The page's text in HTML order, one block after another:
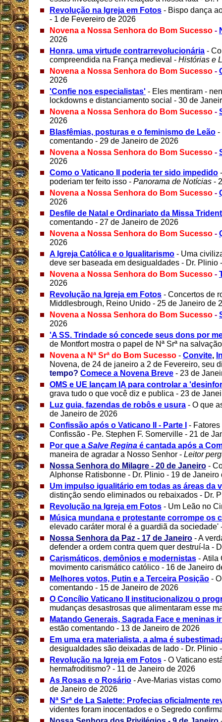
Revolução na Igreja em Fotos - Bispo dança
- 1 de Fevereiro de 2026
Novena a Nossa Senhora do Bom Sucesso -
2026
Honra, uma virtude contrarrevolucionária -
compreendida na França medieval - Histórias e
Novena a Nossa Senhora do Bom Sucesso -
2026
'Confie nos especialistas' - Eles mentiram -
lockdowns e distanciamento social - 30 de
Novena a Nossa Senhora do Bom Sucesso -
2026
Blasfêmias, posturas e o feminismo de Leão -
comentando - 29 de Janeiro de 2026
Novena a Nossa Senhora do Bom Sucesso -
2026
Como o Vaticano II poderia ter sido impedido
poderiam ter feito isso - Panorama de Notícias -
Novena a Nossa Senhora do Bom Sucesso -
2026
Desfile de Natal e Ordinariato da Missa
comentando - 27 de Janeiro de 2026
Novena a Nossa Senhora do Bom Sucesso -
2026
A Igreja Católica e o Igualitarismo - Uma
deve ser baseada em desigualdades - Dr. Plinio
Novena a Nossa Senhora do Bom Sucesso -
2026
Revolução na Igreja em Fotos - Concertos de
Middlesbrough, Reino Unido - 25 de Janeiro de
Novena a Nossa Senhora do Bom Sucesso -
2026
'A SS. Trindade só concede seus dons por
de Montfort mostra o papel de Nª Srª na
Novena a Nª Srª do Bom Sucesso - Convite,
Novena, de 24 de janeiro a 2 de Fevereiro, seu
tempo? Comece a Novena Breve - 23 de
OMS e UE lançam IA para controlar a
grava tudo o que você diz e publica - 23 de
Luz guia, fazendas de robôs e usura - O que
de Janeiro de 2026
Confissão após o Vaticano II - Parte I
-
Confissão - Pe. Stephen F. Somerville - 21 de
Por que a Salve Regina é cantada após a
maneira de agradar a Nosso Senhor - Leitor
Nossa Senhora do Milagre - 20 de Janeiro -
Alphonse Ratisbonne - Dr. Plinio - 19 de Janeiro
Um impulso igualitário em todas as áreas da
distinção sendo eliminados ou rebaixados - Dr.
Revolução na Igreja em Fotos - Um Leão no
Música mundana e protestante corrompe os
elevado caráter moral é a guardiã da sociedade'
Nossa Senhora da Paz - 17 de Janeiro - A
defender a ordem contra quem quer destruí-la -
Carismáticos, demônios e modernistas - Atila
movimento carismático católico - 16 de Janeiro
Melhores votos, Putin e a Terceira Posição -
comentando - 15 de Janeiro de 2026
O Concílio Vaticano II institucionalizou o
mudanças desastrosas que alimentaram esse
Matando Generais, Sagrada Face e meninas
estão comentando - 13 de Janeiro de 2026
Em uma era materialista, a alma é
desigualdades são deixadas de lado - Dr. Plinio
Revolução na Igreja em Fotos - O Vaticano
hermafroditismo? - 11 de Janeiro de 2026
As Rosas e o Rosário - Ave-Marias vistas
de Janeiro de 2026
Nª Srª de La Salette: Profecias oficialmente
videntes foram inocentados e o Segredo